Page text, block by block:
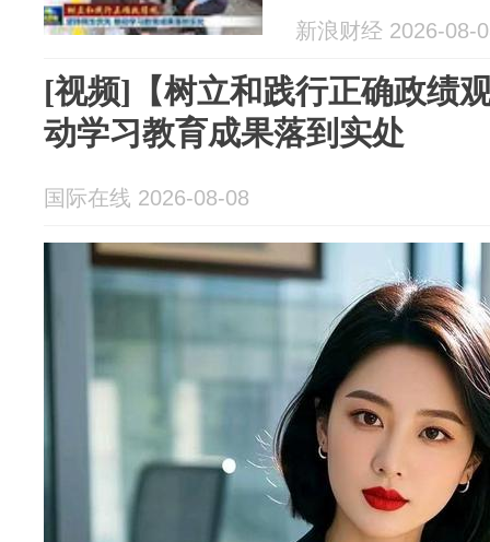
新浪财经 2026-08-
[视频]【树立和践行正确政绩
动学习教育成果落到实处
国际在线 2026-08-08